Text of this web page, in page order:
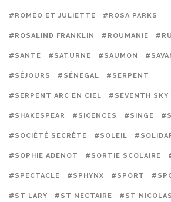
#ROMÉO ET JULIETTE #ROSA PARKS
#ROSALIND FRANKLIN #ROUMANIE
#SANTÉ #SATURNE #SAUMON
#SÉJOURS #SÉNÉGAL #SERPENT
#SERPENT ARC EN CIEL #SEVENTH SKY
#SHAKESPEAR #SICENCES #SINGE
#SOCIÉTÉ SECRÈTE #SOLEIL
#SOPHIE ADENOT #SORTIE SCOLAIRE
#SPECTACLE #SPHYNX #SPORT
#ST LARY #ST NECTAIRE #ST NICOLAS